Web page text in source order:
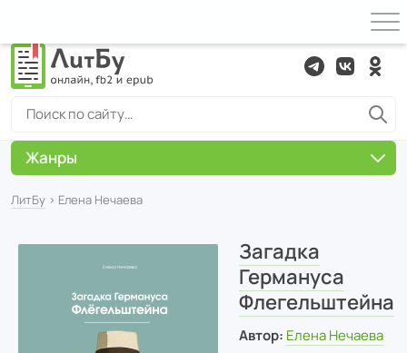
ЛитБу › Елена Нечаева
Загадка
Германуса
Флегельштейна
Автор: Елена Нечаева
Жанры